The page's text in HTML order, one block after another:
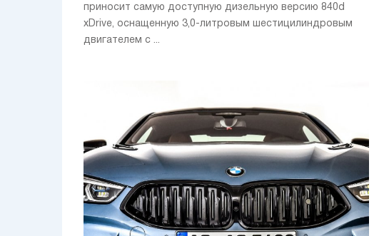
приносит самую доступную дизельную версию 840d
xDrive, оснащенную 3,0-литровым шестицилиндровым
двигателем с ...